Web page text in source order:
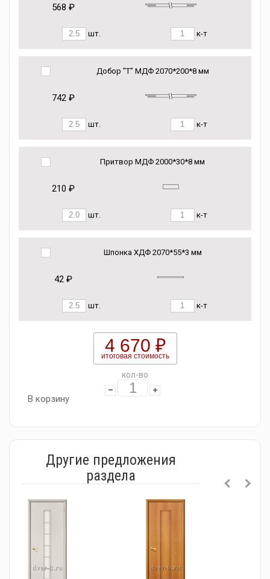
568 ₽
шт. к-т
Добор "Т" МДФ 2070*200*8 мм
742 ₽
шт. к-т
Притвор МДФ 2000*30*8 мм
210 ₽
шт. к-т
Шпонка ХДФ 2070*55*3 мм
42 ₽
шт. к-т
4 670 ₽
итоговая стоимость
кол-во
В корзину
Другие предложения
раздела